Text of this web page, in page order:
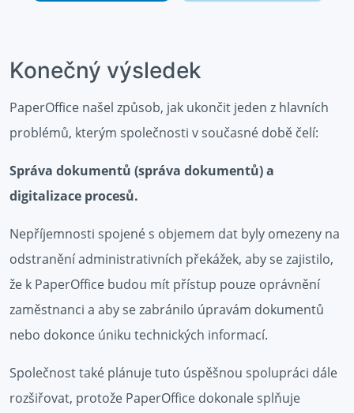
Konečný výsledek
PaperOffice našel způsob, jak ukončit jeden z hlavních
problémů, kterým společnosti v současné době čelí:
Správa dokumentů (správa dokumentů) a
digitalizace procesů.
Nepříjemnosti spojené s objemem dat byly omezeny na
odstranění administrativních překážek, aby se zajistilo,
že k PaperOffice budou mít přístup pouze oprávnění
zaměstnanci a aby se zabránilo úpravám dokumentů
nebo dokonce úniku technických informací.
Společnost také plánuje tuto úspěšnou spolupráci dále
rozšiřovat, protože PaperOffice dokonale splňuje